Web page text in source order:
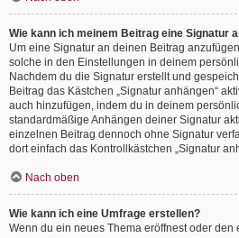
Wie kann ich meinem Beitrag eine Signatur
Um eine Signatur an deinen Beitrag
solche in den Einstellungen in deinem
Nachdem du die Signatur erstellt und
Beitrag das Kästchen „Signatur anhängen“
auch hinzufügen, indem du in deinem
standardmäßige Anhängen deiner Signatur
einzelnen Beitrag dennoch ohne Signatur
dort einfach das Kontrollkästchen „Signatur
Nach oben
Wie kann ich eine Umfrage erstellen?
Wenn du ein neues Thema eröffnest oder den